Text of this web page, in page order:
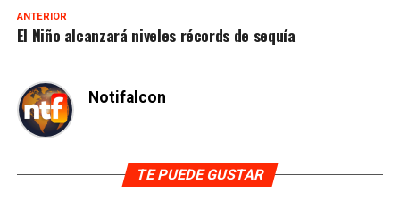
ANTERIOR
El Niño alcanzará niveles récords de sequía
Notifalcon
TE PUEDE GUSTAR